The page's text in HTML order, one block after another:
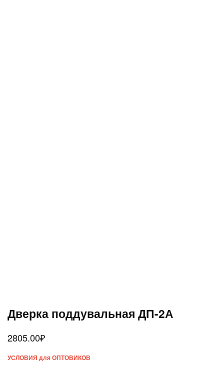
Дверка поддувальная ДП-2А
2805.00₽
УСЛОВИЯ для ОПТОВИКОВ